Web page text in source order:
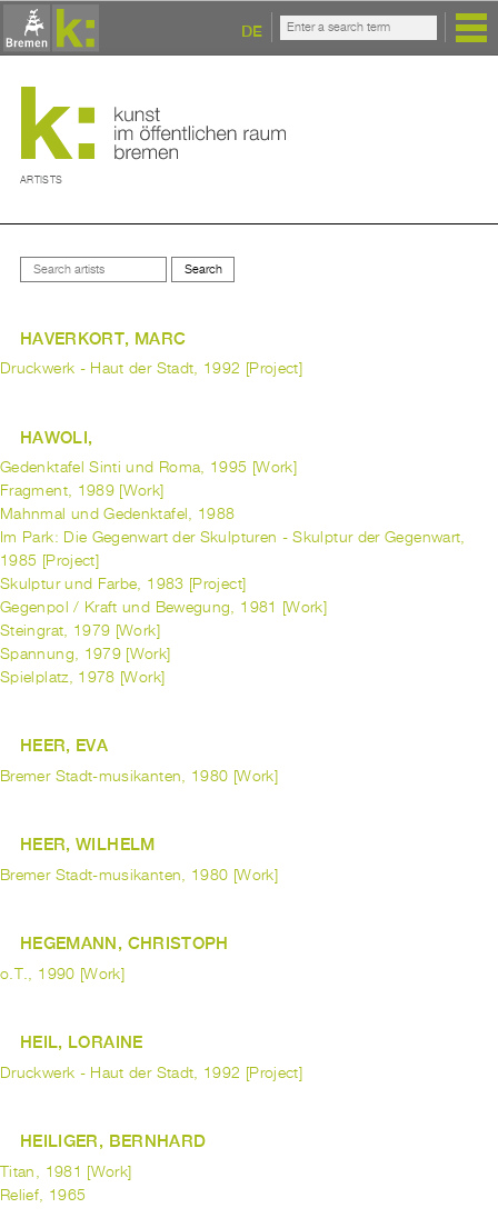
DE
ARTISTS
HAVERKORT, MARC
Druckwerk - Haut der Stadt, 1992 [Project]
HAWOLI,
Gedenktafel Sinti und Roma, 1995 [Work]
Fragment, 1989 [Work]
Mahnmal und Gedenktafel, 1988
Im Park: Die Gegenwart der Skulpturen - Skulptur der Gegenwart,
1985 [Project]
Skulptur und Farbe, 1983 [Project]
Gegenpol / Kraft und Bewegung, 1981 [Work]
Steingrat, 1979 [Work]
Spannung, 1979 [Work]
Spielplatz, 1978 [Work]
HEER, EVA
Bremer Stadt-musikanten, 1980 [Work]
HEER, WILHELM
Bremer Stadt-musikanten, 1980 [Work]
HEGEMANN, CHRISTOPH
o.T., 1990 [Work]
HEIL, LORAINE
Druckwerk - Haut der Stadt, 1992 [Project]
HEILIGER, BERNHARD
Titan, 1981 [Work]
Relief, 1965